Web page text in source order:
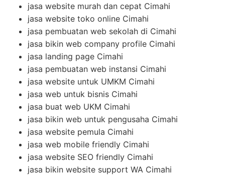
jasa website murah dan cepat Cimahi
jasa website toko online Cimahi
jasa pembuatan web sekolah di Cimahi
jasa bikin web company profile Cimahi
jasa landing page Cimahi
jasa pembuatan web instansi Cimahi
jasa website untuk UMKM Cimahi
jasa web untuk bisnis Cimahi
jasa buat web UKM Cimahi
jasa bikin web untuk pengusaha Cimahi
jasa website pemula Cimahi
jasa web mobile friendly Cimahi
jasa website SEO friendly Cimahi
jasa bikin website support WA Cimahi